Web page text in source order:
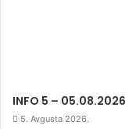
INFO 5 – 05.08.2026
5. Avgusta 2026.